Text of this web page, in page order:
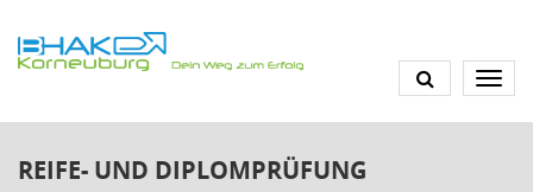
main
REIFE- UND DIPLOMPRÜFUNG